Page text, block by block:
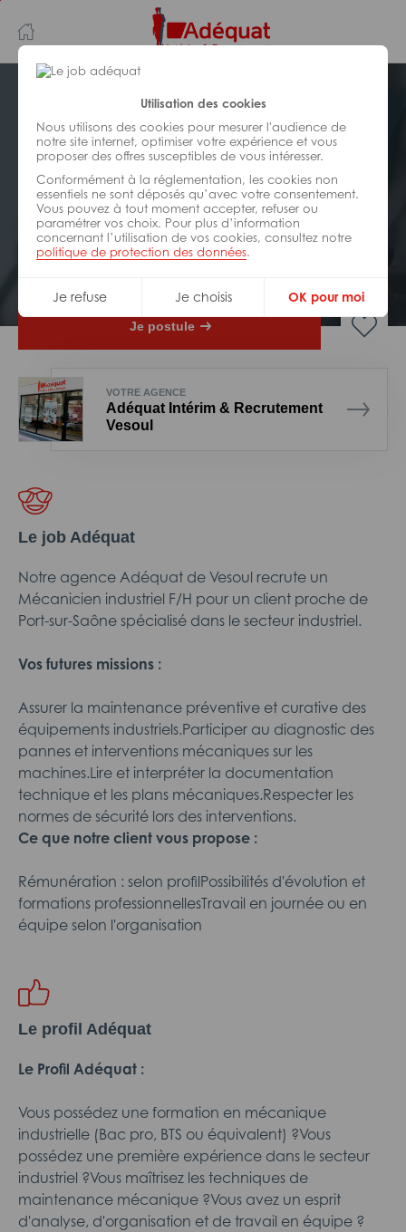
Utilisation des cookies
Nous utilisons des cookies pour mesurer l'audience de
notre site internet, optimiser votre expérience et vous
proposer des offres susceptibles de vous intéresser.
Conformément à la réglementation, les cookies non
essentiels ne sont déposés qu’avec votre consentement.
Vous pouvez à tout moment accepter, refuser ou
paramétrer vos choix. Pour plus d’information
concernant l’utilisation de vos cookies, consultez notre
politique de protection des données.
Je refuse Je choisis OK pour moi
au
contenu
principal
navigation
INDUSTRIE/FABRICATION/
TRANSFORMATION
Réf : 0EI-328392
Mécanicien industriel H/F
CDI Scey-sur-Saône-Et-Saint-Albin
Je postule
VOTRE AGENCE
Adéquat Intérim & Recrutement
Vesoul
Le job Adéquat
Notre agence Adéquat de Vesoul recrute un
Mécanicien industriel F/H pour un client proche de
Port-sur-Saône spécialisé dans le secteur industriel.
Vos futures missions :
Assurer la maintenance préventive et curative des
équipements industriels.Participer au diagnostic des
pannes et interventions mécaniques sur les
machines.Lire et interpréter la documentation
technique et les plans mécaniques.Respecter les
normes de sécurité lors des interventions.
Ce que notre client vous propose :
Rémunération : selon profilPossibilités d'évolution et
formations professionnellesTravail en journée ou en
équipe selon l'organisation
Le profil Adéquat
Le Profil Adéquat :
Vous possédez une formation en mécanique
industrielle (Bac pro, BTS ou équivalent) ?Vous
possédez une première expérience dans le secteur
industriel ?Vous maîtrisez les techniques de
maintenance mécanique ?Vous avez un esprit
d'analyse, d'organisation et de travail en équipe ?